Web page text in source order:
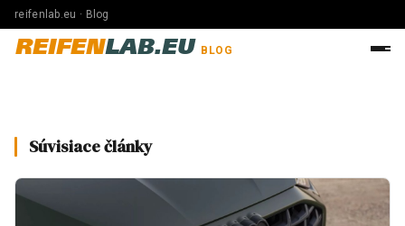
reifenlab.eu · Blog
REIFENLAB.EU BLOG
Súvisiace články